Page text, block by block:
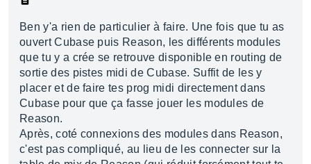
Ben y'a rien de particulier à faire. Une fois que tu as
ouvert Cubase puis Reason, les différents modules
que tu y a crée se retrouve disponible en routing de
sortie des pistes midi de Cubase. Suffit de les y
placer et de faire tes prog midi directement dans
Cubase pour que ça fasse jouer les modules de
Reason.
Après, coté connexions des modules dans Reason,
c'est pas compliqué, au lieu de les connecter sur la